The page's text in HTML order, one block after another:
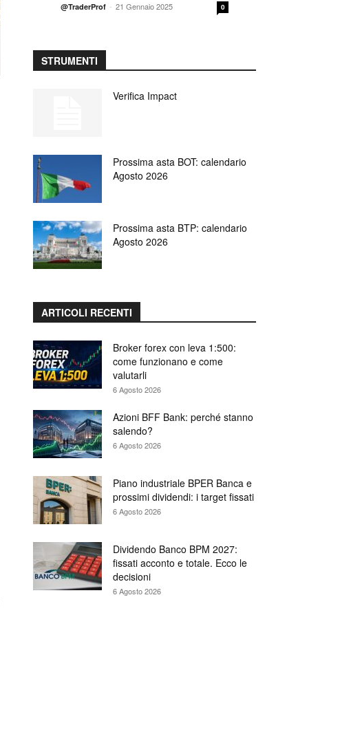
@TraderProf - 21 Gennaio 2025 0
STRUMENTI
Verifica Impact
Prossima asta BOT: calendario
Agosto 2026
Prossima asta BTP: calendario
Agosto 2026
ARTICOLI RECENTI
Broker forex con leva 1:500:
come funzionano e come
valutarli
6 Agosto 2026
Azioni BFF Bank: perché stanno
salendo?
6 Agosto 2026
Piano industriale BPER Banca e
prossimi dividendi: i target fissati
6 Agosto 2026
Dividendo Banco BPM 2027:
fissati acconto e totale. Ecco le
decisioni
6 Agosto 2026